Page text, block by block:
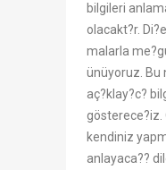
bilgileri
olacakt?r.
malarla
ünüyoruz. Bu
aç?klay?c?
gösterece?iz.
kendiniz
anlayaca??